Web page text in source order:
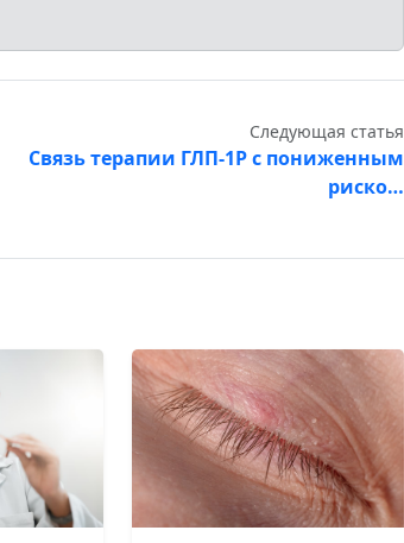
Следующая статья
Связь терапии ГЛП-1Р с пониженным
риско…